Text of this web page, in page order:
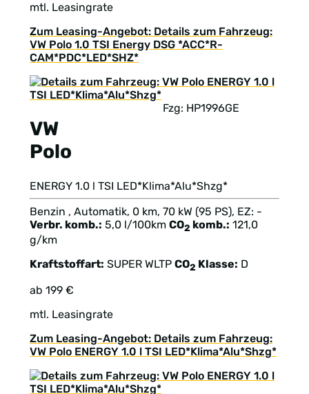
mtl. Leasingrate
Zum Leasing-Angebot: Details zum Fahrzeug:
VW Polo 1.0 TSI Energy DSG *ACC*R-
CAM*PDC*LED*SHZ*
VW
Polo
Fzg: HP1996GE
ENERGY 1.0 l TSI LED*Klima*Alu*Shzg*
Benzin , Automatik, 0 km, 70 kW (95 PS), EZ: -
Verbr. komb.: 5,0 l/100km CO2 komb.: 121,0
g/km
Kraftstoffart: SUPER WLTP CO2 Klasse: D
ab 199 €
mtl. Leasingrate
Zum Leasing-Angebot: Details zum Fahrzeug:
VW Polo ENERGY 1.0 l TSI LED*Klima*Alu*Shzg*